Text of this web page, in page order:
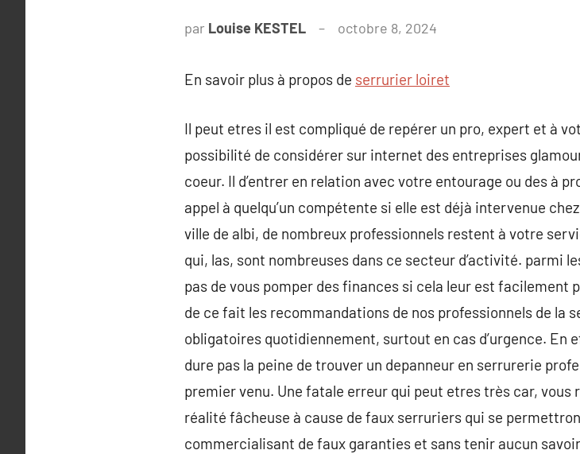
par Louise KESTEL octobre 8, 2024
En savoir plus à propos de serrurier loiret
Il peut etres il est compliqué de repérer un pro, expert et à
possibilité de considérer sur internet des entreprises
coeur. Il d’entrer en relation avec votre entourage ou des à
appel à quelqu’un compétente si elle est déjà intervenue
ville de albi, de nombreux professionnels restent à votre
qui, las, sont nombreuses dans ce secteur d’activité. parmi
pas de vous pomper des finances si cela leur est facilement
de ce fait les recommandations de nos professionnels de la
obligatoires quotidiennement, surtout en cas d’urgence. En
dure pas la peine de trouver un depanneur en serrurerie
premier venu. Une fatale erreur qui peut etres très car, vous
réalité fâcheuse à cause de faux serruriers qui se
commercialisant de faux garanties et sans tenir aucun